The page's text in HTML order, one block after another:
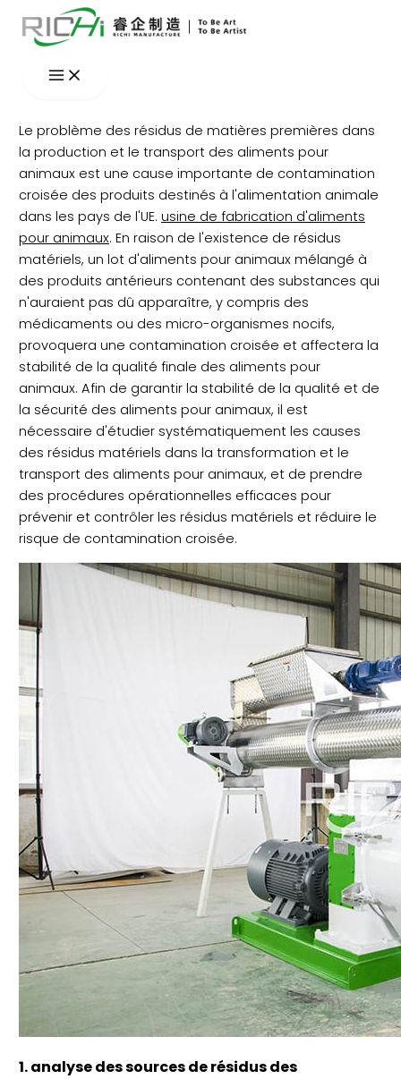
Aller
au
Le problème des résidus de matières premières dans
la production et le transport des aliments pour
animaux est une cause importante de contamination
croisée des produits destinés à l'alimentation animale
dans les pays de l'UE. usine de fabrication d'aliments
pour animaux. En raison de l'existence de résidus
matériels, un lot d'aliments pour animaux mélangé à
des produits antérieurs contenant des substances qui
n'auraient pas dû apparaître, y compris des
médicaments ou des micro-organismes nocifs,
provoquera une contamination croisée et affectera la
stabilité de la qualité finale des aliments pour
animaux. Afin de garantir la stabilité de la qualité et de
la sécurité des aliments pour animaux, il est
nécessaire d'étudier systématiquement les causes
des résidus matériels dans la transformation et le
transport des aliments pour animaux, et de prendre
des procédures opérationnelles efficaces pour
prévenir et contrôler les résidus matériels et réduire le
risque de contamination croisée.
1. analyse des sources de résidus des